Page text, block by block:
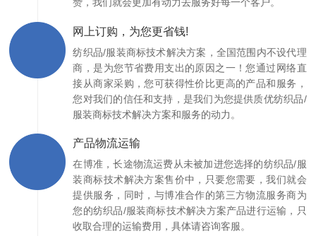
赞，我们就会更加有动力去服务好每一个客户。
网上订购，为您更省钱!
纺织品/服装商标技术解决方案，全国范围内不设代理
商，是为您节省费用支出的原因之一！您通过网络直
接从商家采购，您可获得性价比更高的产品和服务，
您对我们的信任和支持，是我们为您提供质优纺织品/
服装商标技术解决方案和服务的动力。
产品物流运输
在博准，长途物流运费从未被加进您选择的纺织品/服
装商标技术解决方案售价中，只要您需要，我们就会
提供服务，同时，与博准合作的第三方物流服务商为
您的纺织品/服装商标技术解决方案产品进行运输，只
收取合理的运输费用，具体请咨询客服。